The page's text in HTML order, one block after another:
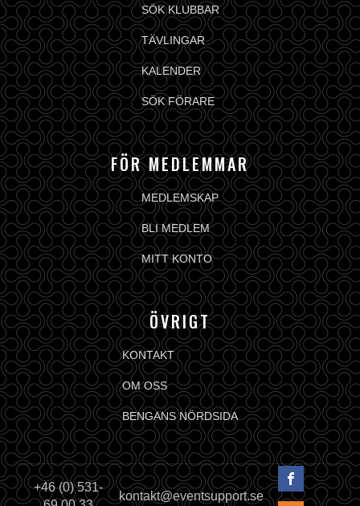
SÖK KLUBBAR
TÄVLINGAR
KALENDER
SÖK FÖRARE
FÖR MEDLEMMAR
MEDLEMSKAP
BLI MEDLEM
MITT KONTO
ÖVRIGT
KONTAKT
OM OSS
BENGANS NÖRDSIDA
+46 (0) 531-
kontakt@eventsupport.se